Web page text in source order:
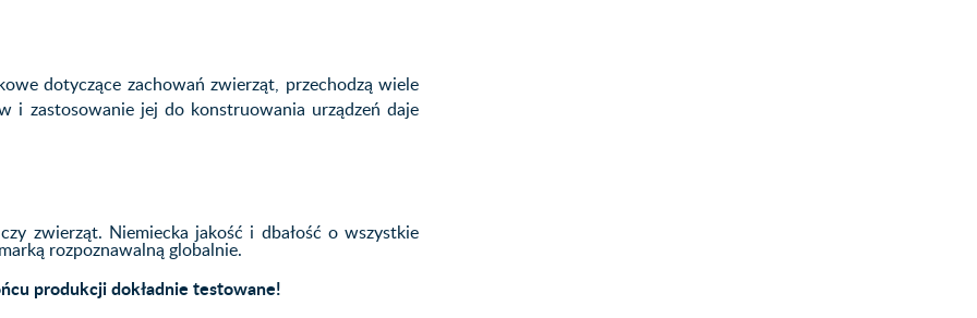
dotyczące zachowań zwierząt, przechodzą wiele
i zastosowanie jej do konstruowania urządzeń daje
zwierząt. Niemiecka jakość i dbałość o wszystkie
rozpoznawalną globalnie.
produkcji dokładnie testowane!